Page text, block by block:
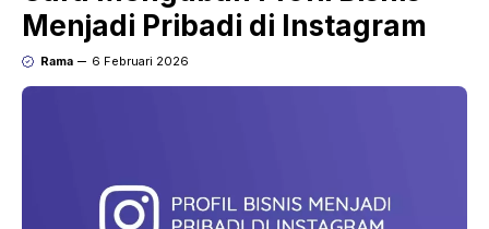
Menjadi Pribadi di Instagram
Rama 6 Februari 2026